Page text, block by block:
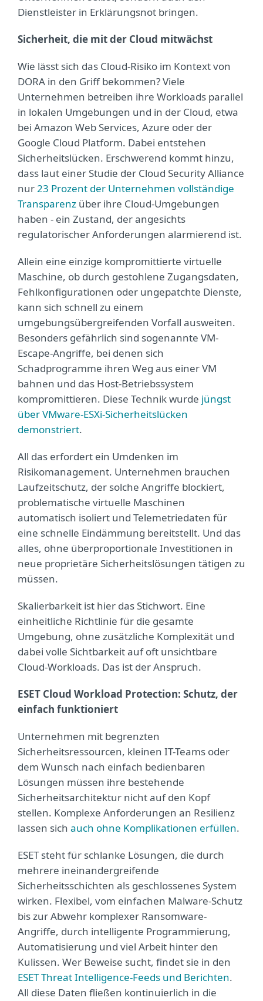
Dienstleister in Erklärungsnot bringen.
Sicherheit, die mit der Cloud mitwächst
Wie lässt sich das Cloud-Risiko im Kontext von
DORA in den Griff bekommen? Viele
Unternehmen betreiben ihre Workloads parallel
in lokalen Umgebungen und in der Cloud, etwa
bei Amazon Web Services, Azure oder der
Google Cloud Platform. Dabei entstehen
Sicherheitslücken. Erschwerend kommt hinzu,
dass laut einer Studie der Cloud Security Alliance
nur23 Prozent der Unternehmen vollständige
Transparenz über ihre Cloud-Umgebungen
haben - ein Zustand, der angesichts
regulatorischer Anforderungen alarmierend ist.
Allein eine einzige kompromittierte virtuelle
Maschine, ob durch gestohlene Zugangsdaten,
Fehlkonfigurationen oder ungepatchte Dienste,
kann sich schnell zu einem
umgebungsübergreifenden Vorfall ausweiten.
Besonders gefährlich sind sogenannte VM-
Escape-Angriffe, bei denen sich
Schadprogramme ihren Weg aus einer VM
bahnen und das Host-Betriebssystem
kompromittieren. Diese Technik wurde jüngst
über VMware-ESXi-Sicherheitslücken
demonstriert.
All das erfordert ein Umdenken im
Risikomanagement. Unternehmen brauchen
Laufzeitschutz, der solche Angriffe blockiert,
problematische virtuelle Maschinen
automatisch isoliert und Telemetriedaten für
eine schnelle Eindämmung bereitstellt. Und das
alles, ohne überproportionale Investitionen in
neue proprietäre Sicherheitslösungen tätigen zu
müssen.
Skalierbarkeit ist hier das Stichwort. Eine
einheitliche Richtlinie für die gesamte
Umgebung, ohne zusätzliche Komplexität und
dabei volle Sichtbarkeit auf oft unsichtbare
Cloud-Workloads. Das ist der Anspruch.
ESET Cloud Workload Protection: Schutz, der
einfach funktioniert
Unternehmen mit begrenzten
Sicherheitsressourcen, kleinen IT-Teams oder
dem Wunsch nach einfach bedienbaren
Lösungen müssen ihre bestehende
Sicherheitsarchitektur nicht auf den Kopf
stellen. Komplexe Anforderungen an Resilienz
lassen sich auch ohne Komplikationen erfüllen.
ESET steht für schlanke Lösungen, die durch
mehrere ineinandergreifende
Sicherheitsschichten als geschlossenes System
wirken. Flexibel, vom einfachen Malware-Schutz
bis zur Abwehr komplexer Ransomware-
Angriffe, durch intelligente Programmierung,
Automatisierung und viel Arbeit hinter den
Kulissen. Wer Beweise sucht, findet sie in den
ESET Threat Intelligence-Feeds und Berichten.
All diese Daten fließen kontinuierlich in die